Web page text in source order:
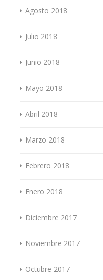
Agosto 2018
Julio 2018
Junio 2018
Mayo 2018
Abril 2018
Marzo 2018
Febrero 2018
Enero 2018
Diciembre 2017
Noviembre 2017
Octubre 2017